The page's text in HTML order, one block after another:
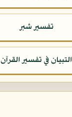
تفسير شبر
التبيان في تفسير القرآن